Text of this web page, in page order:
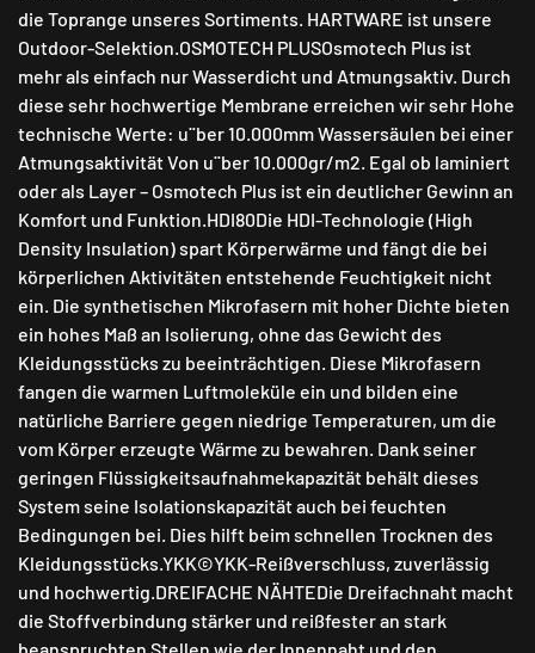
die Toprange unseres Sortiments. HARTWARE ist unsere
Outdoor-Selektion.OSMOTECH PLUSOsmotech Plus ist
mehr als einfach nur Wasserdicht und Atmungsaktiv. Durch
diese sehr hochwertige Membrane erreichen wir sehr Hohe
technische Werte: u¨ber 10.000mm Wassersäulen bei einer
Atmungsaktivität Von u¨ber 10.000gr/m2. Egal ob laminiert
oder als Layer – Osmotech Plus ist ein deutlicher Gewinn an
Komfort und Funktion.HDI80Die HDI-Technologie (High
Density Insulation) spart Körperwärme und fängt die bei
körperlichen Aktivitäten entstehende Feuchtigkeit nicht
ein. Die synthetischen Mikrofasern mit hoher Dichte bieten
ein hohes Maß an Isolierung, ohne das Gewicht des
Kleidungsstücks zu beeinträchtigen. Diese Mikrofasern
fangen die warmen Luftmoleküle ein und bilden eine
natürliche Barriere gegen niedrige Temperaturen, um die
vom Körper erzeugte Wärme zu bewahren. Dank seiner
geringen Flüssigkeitsaufnahmekapazität behält dieses
System seine Isolationskapazität auch bei feuchten
Bedingungen bei. Dies hilft beim schnellen Trocknen des
Kleidungsstücks.YKK©YKK-Reißverschluss, zuverlässig
und hochwertig.DREIFACHE NÄHTEDie Dreifachnaht macht
die Stoffverbindung stärker und reißfester an stark